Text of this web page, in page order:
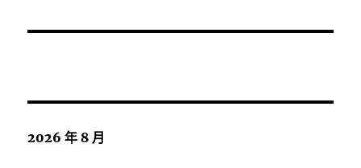
2026 年 8 月